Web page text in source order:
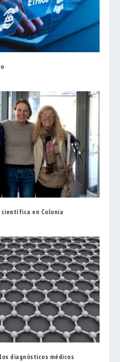
científica en Colonia
diagnósticos médicos